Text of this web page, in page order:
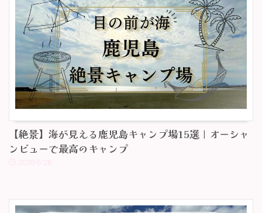
【絶景】海が見える鹿児島キャンプ場15選｜オーシャ
ンビューで最高のキャンプ